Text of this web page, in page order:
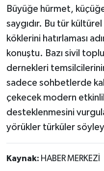
Büyüğe hürmet,
saygıdır. Bu tür
köklerini hatırlaması
konuştu. Bazı sivil
dernekleri
sadece sohbetlerde
çekecek modern
desteklenmesini
yörükler türküler
Kaynak: HABER MERKEZİ